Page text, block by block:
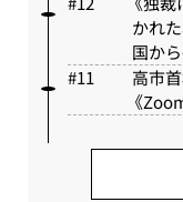
かれ
国か
高市
《